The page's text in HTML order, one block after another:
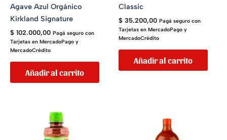
Agave Azul Orgánico
Kirkland Signature
$ 102.000,00 Pagá seguro con
Tarjetas en MercadoPago y
MercadoCrédito
Añadir al carrito
Classic
$ 35.200,00 Pagá seguro con
Tarjetas en MercadoPago y
MercadoCrédito
Añadir al carrito